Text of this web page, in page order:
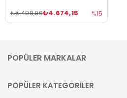
₺4.674,15
₺5.499,00 %15
POPÜLER MARKALAR
POPÜLER KATEGORİLER